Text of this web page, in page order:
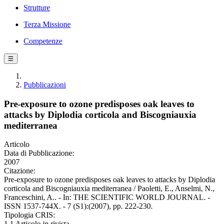
Strutture
Terza Missione
Competenze
☰
Pubblicazioni
Pre-exposure to ozone predisposes oak leaves to
attacks by Diplodia corticola and Biscogniauxia
mediterranea
Articolo
Data di Pubblicazione:
2007
Citazione:
Pre-exposure to ozone predisposes oak leaves to attacks by Diplodia
corticola and Biscogniauxia mediterranea / Paoletti, E., Anselmi, N.,
Franceschini, A.. - In: THE SCIENTIFIC WORLD JOURNAL. -
ISSN 1537-744X. - 7 (S1):(2007), pp. 222-230.
Tipologia CRIS: